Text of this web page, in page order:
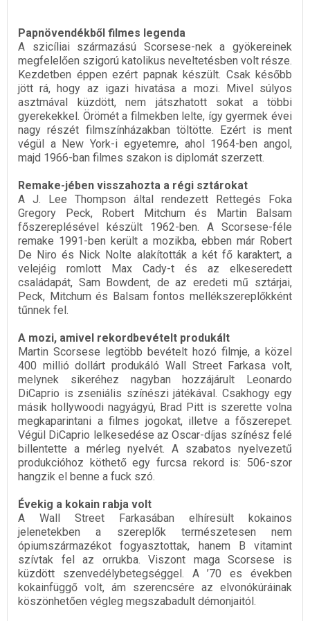
Papnövendékből filmes legenda
A szicíliai származású Scorsese-nek a gyökereinek
megfelelően szigorú katolikus neveltetésben volt része.
Kezdetben éppen ezért papnak készült. Csak később
jött rá, hogy az igazi hivatása a mozi. Mivel súlyos
asztmával küzdött, nem játszhatott sokat a többi
gyerekekkel. Örömét a filmekben lelte, így gyermek évei
nagy részét filmszínházakban töltötte. Ezért is ment
végül a New York-i egyetemre, ahol 1964-ben angol,
majd 1966-ban filmes szakon is diplomát szerzett.
Remake-jében visszahozta a régi sztárokat
A J. Lee Thompson által rendezett Rettegés Foka
Gregory Peck, Robert Mitchum és Martin Balsam
főszereplésével készült 1962-ben. A Scorsese-féle
remake 1991-ben került a mozikba, ebben már Robert
De Niro és Nick Nolte alakították a két fő karaktert, a
velejéig romlott Max Cady-t és az elkeseredett
családapát, Sam Bowdent, de az eredeti mű sztárjai,
Peck, Mitchum és Balsam fontos mellékszereplőkként
tűnnek fel.
A mozi, amivel rekordbevételt produkált
Martin Scorsese legtöbb bevételt hozó filmje, a közel
400 millió dollárt produkáló Wall Street Farkasa volt,
melynek sikeréhez nagyban hozzájárult Leonardo
DiCaprio is zseniális színészi játékával. Csakhogy egy
másik hollywoodi nagyágyú, Brad Pitt is szerette volna
megkaparintani a filmes jogokat, illetve a főszerepet.
Végül DiCaprio lelkesedése az Oscar-díjas színész felé
billentette a mérleg nyelvét. A szabatos nyelvezetű
produkcióhoz köthető egy furcsa rekord is: 506-szor
hangzik el benne a fuck szó.
Évekig a kokain rabja volt
A Wall Street Farkasában elhíresült kokainos
jelenetekben a szereplők természetesen nem
ópiumszármazékot fogyasztottak, hanem B vitamint
szívtak fel az orrukba. Viszont maga Scorsese is
küzdött szenvedélybetegséggel. A ’70 es években
kokainfüggő volt, ám szerencsére az elvonókúráinak
köszönhetően végleg megszabadult démonjaitól.